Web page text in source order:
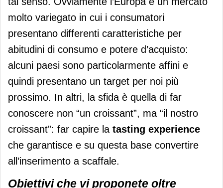
molto variegato in cui i consumatori
presentano differenti caratteristiche per
abitudini di consumo e potere d’acquisto:
alcuni paesi sono particolarmente affini e
quindi presentano un target per noi più
prossimo. In altri, la sfida è quella di far
conoscere non “un croissant”, ma “il nostro
croissant”: far capire la tasting experience
che garantisce e su questa base convertire
all’inserimento a scaffale.
Obiettivi che vi proponete oltre